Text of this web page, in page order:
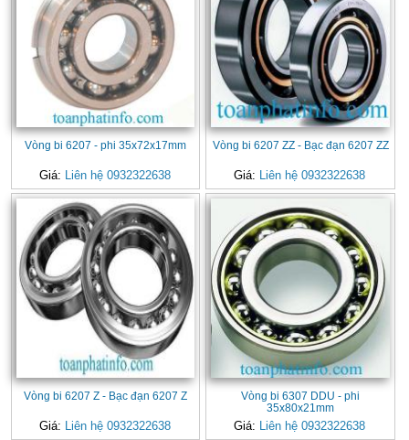
Vòng bi 6207 - phi 35x72x17mm
Giá: Liên hệ 0932322638
Vòng bi 6207 ZZ - Bạc đạn 6207 ZZ
Giá: Liên hệ 0932322638
Vòng bi 6207 Z - Bạc đạn 6207 Z
Giá: Liên hệ 0932322638
Vòng bi 6307 DDU - phi
35x80x21mm
Giá: Liên hệ 0932322638